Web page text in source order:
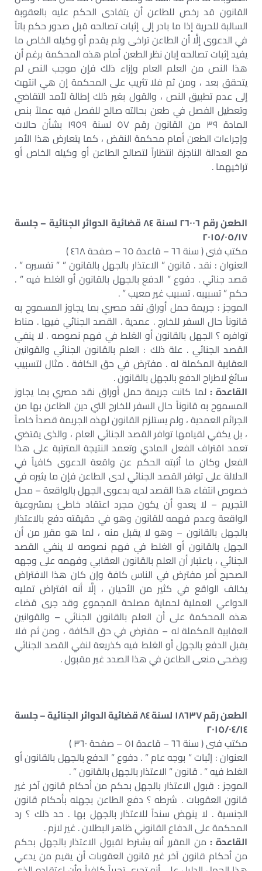
القانون قد رخص للطاعن أن يتفادى الحكم عليه بالعقوبة
السالبة للحرية إذا ما بادر إلى إثبات تصالحه قبل صدور حكم باتاً
في الدعوى إلَّا أن الطاعن تراخى ولم يقدم أو وكيله الخاص ما
يفيد إثبات تصالحه إبان نظر الطعن أمام هذه المحكمة برغم أن
هذا النص من العلم العام وإزاء ذلك فإن موجب النص لم
يتحقق بعد ، ومن ثم فلا تثريب على المحكمة إن هي انتهت
إلى عدم تطبيق النص ، والقول بغير ذلك إطالة لأمد التقاضي
وتعطيل الفصل في طعن بحالته صالح للفصل فيه عملاً بنص
المادة ٣٩ من القانون رقم ٥٧ لسنة ١٩٥٩ بشأن حالات
وإجراءات الطعن أمام محكمة النقض ، كما يتعارض هذا الأمر
مع العدالة الناجزة انتظاراً لتصالح الطاعن أو وكيله الخاص أو
تراخيهما .
الطعن رقم ٢٦٠٠٦ لسنة ٨٤ قضائية الدوائر الجنائية – جلسة
٢٠١٥/٠٥/١٧
مكتب فنى ( سنة ٦٦ – قاعدة ٦٥ – صفحة ٤٦٨ )
العنوان : نقد . قانون ” الاعتذار بالجهل بالقانون ” ” تفسيره ” .
قصد جنائي . دفوع ” الدفع بالجهل بالقانون أو الغلط فيه ” .
حكم ” تسبيبه . تسبيب غير معيب ” .
الموجز : جريمة حمل أوراق نقد مصري بما يجاوز المسموح به
قانوناً حال السفر للخارج . عمدية . القصد الجنائي فيها . مناط
توافره ؟ الجهل بالقانون أو الغلط في فهم نصوصه . لا ينفي
القصد الجنائي . علة ذلك : العلم بالقانون الجنائي والقوانين
العقابية المكملة له . مفترض في حق الكافة . مثال لتسبيب
سائغ لاطراح الدفع بالجهل بالقانون .
القاعدة :لما كانت جريمة حمل أوراق نقد مصري بما يجاوز
المسموح به قانوناً حال السفر للخارج التي دين الطاعن بها من
الجرائم العمدية ، ولم يستلزم القانون لهذه الجريمة قصداً خاصاً
، بل يكفي لقيامها توافر القصد الجنائي العام ، والذى يقتضي
تعمد اقتراف الفعل المادي وتعمد النتيجة المترتبة على هذا
الفعل وكان ما أثبته الحكم عن واقعة الدعوى كافياً في
الدلالة على توافر القصد الجنائي لدى الطاعن فإن ما يثيره في
خصوص انتفاء هذا القصد لديه بدعوى الجهل بالواقعة – محل
التجريم – لا يعدو أن يكون مجرد اعتقاد خاطئ بمشروعية
الواقعة وعدم فهمه للقانون وهو في حقيقته دفع بالاعتذار
بالجهل بالقانون – وهو لا يقبل منه ، لما هو مقرر من أن
الجهل بالقانون أو الغلط في فهم نصوصه لا ينفي القصد
الجنائي ، باعتبار أن العلم بالقانون العقابي وفهمه على وجهه
الصحيح أمر مفترض في الناس كافة وإن كان هذا الافتراض
يخالف الواقع في كثير من الأحيان ، إلَّا أنه افتراض تمليه
الدواعي العملية لحماية مصلحة المجموع وقد جرى قضاء
هذه المحكمة على أن العلم بالقانون الجنائي – والقوانين
العقابية المكملة له – مفترض في حق الكافة ، ومن ثم فلا
يقبل الدفع بالجهل أو الغلط فيه كذريعة لنفي القصد الجنائي
ويضحى منعى الطاعن في هذا الصدد غير مقبول .
الطعن رقم ١٨٦٣٧ لسنة ٨٤ قضائية الدوائر الجنائية – جلسة
٢٠١٥/٠٤/١٤
مكتب فنى ( سنة ٦٦ – قاعدة ٥١ – صفحة ٣٦٠ )
العنوان : إثبات ” بوجه عام ” . دفوع ” الدفع بالجهل بالقانون أو
الغلط فيه ” . قانون ” الاعتذار بالجهل بالقانون ” .
الموجز : قبول الاعتذار بالجهل بحكم من أحكام قانون آخر غير
قانون العقوبات . شرطه ؟ دفع الطاعن بجهله بأحكام قانون
الجنسية . لا ينهض سنداً للاعتذار بالجهل بها . حد ذلك ؟ رد
المحكمة على الدفاع القانوني ظاهر البطلان . غير لازم .
القاعدة :من المقرر أنه يشترط لقبول الاعتذار بالجهل بحكم
من أحكام قانون آخر غير قانون العقوبات أن يقيم من يدعي